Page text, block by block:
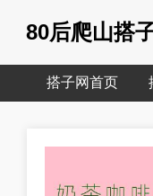
80后爬山搭
搭子网首页